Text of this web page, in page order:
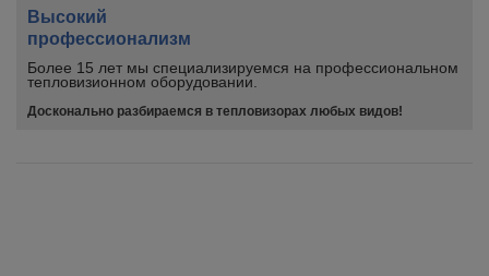
Высокий
профессионализм
Более 15 лет мы специализируемся на профессиональном
тепловизионном оборудовании.
Досконально разбираемся в тепловизорах любых видов!